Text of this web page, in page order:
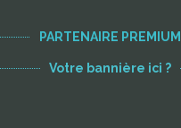
PARTENAIRE PREMIUM
Votre bannière ici ?